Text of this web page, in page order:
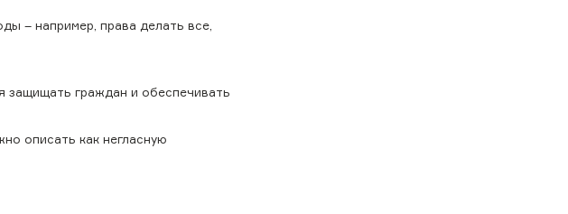
– например, права делать все,
защищать граждан и обеспечивать
описать как негласную